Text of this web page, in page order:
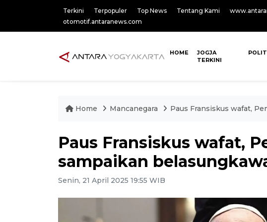
Terkini Terpopuler Top News Tentang Kami
otomotif.antaranews.com
HOME
JOGJA
TERKINI
Home Mancanegara Paus Fransiskus wafat,
Paus Fransiskus wafat,
sampaikan
Senin, 21 April 2025 19:55 WIB